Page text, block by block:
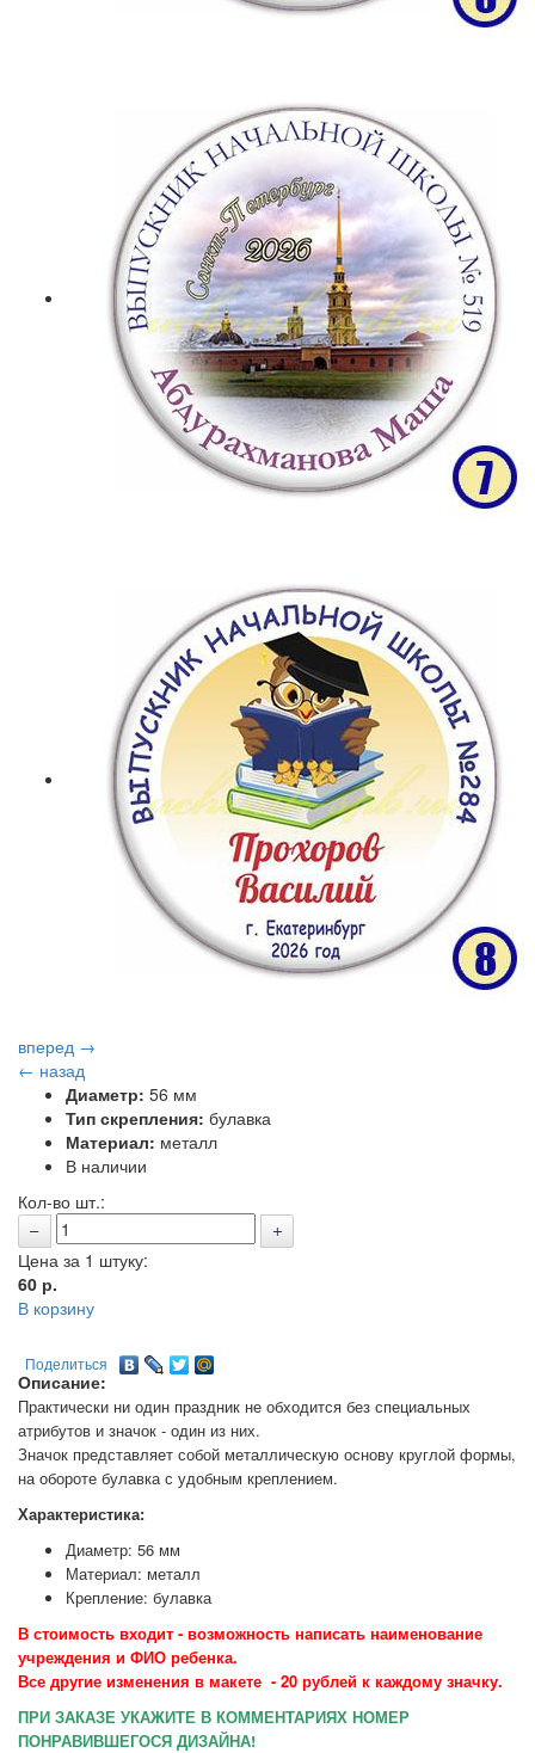
вперед →
← назад
Диаметр: 56 мм
Тип скрепления: булавка
Материал: металл
В наличии
Кол-во шт.:
Цена за 1 штуку:
60 р.
В корзину
Поделиться
Описание:
Практически ни один праздник не обходится без специальных
атрибутов и значок - один из них.
Значок представляет собой металлическую основу круглой формы,
на обороте булавка с удобным креплением.
Характеристика:
Диаметр: 56 мм
Материал: металл
Крепление: булавка
В стоимость входит - возможность написать наименование
учреждения и ФИО ребенка.
Все другие изменения в макете - 20 рублей к каждому значку.
ПРИ ЗАКАЗЕ УКАЖИТЕ В КОММЕНТАРИЯХ НОМЕР
ПОНРАВИВШЕГОСЯ ДИЗАЙНА!